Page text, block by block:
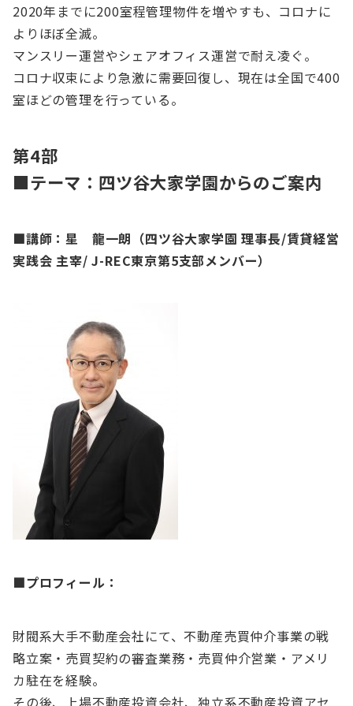
2020年までに200室程管理物件を増やすも、コロナに
よりほぼ全滅。​
マンスリー運営やシェアオフィス運営で耐え凌ぐ。​
コロナ収束により急激に需要回復し、現在は全国で400
室ほどの管理を行っている。​
第4部
■テーマ：四ツ谷大家学園からのご案内
■講師：星 龍一朗（四ツ谷大家学園 理事長/賃貸経営
実践会 主宰/ J-REC東京第5支部メンバー）
■プロフィール：
財閥系大手不動産会社にて、不動産売買仲介事業の戦
略立案・売買契約の審査業務・売買仲介営業・アメリ
カ駐在を経験。
その後、上場不動産投資会社、独立系不動産投資アセ